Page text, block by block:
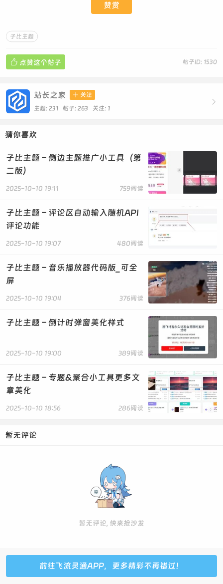
发布于 2025-10-8 23:07
2.46 KB|下载积分: 贡献 -50 点, 经验 1 值 检测资源
关注作者后下载
赞赏
子比主题
帖子ID: 1530
 点赞这个帖子

站长之家  关注
主题: 231 帖子: 263 关注: 1
猜你喜欢
子比主题 – 侧边主题推广小工具（第
二版）
759阅读
2025-10-10 19:11
子比主题 – 评论区自动输入随机API
评论功能
480阅读
2025-10-10 19:07
子比主题 – 音乐播放器代码版_可全
屏
376阅读
2025-10-10 19:04
子比主题 – 倒计时弹窗美化样式
389阅读
2025-10-10 19:00
子比主题 – 专题&聚合小工具更多文
章美化
286阅读
2025-10-10 18:56
暂无评论
暂无评论, 快来抢沙发
前往飞流灵通APP，更多精彩不再错过！